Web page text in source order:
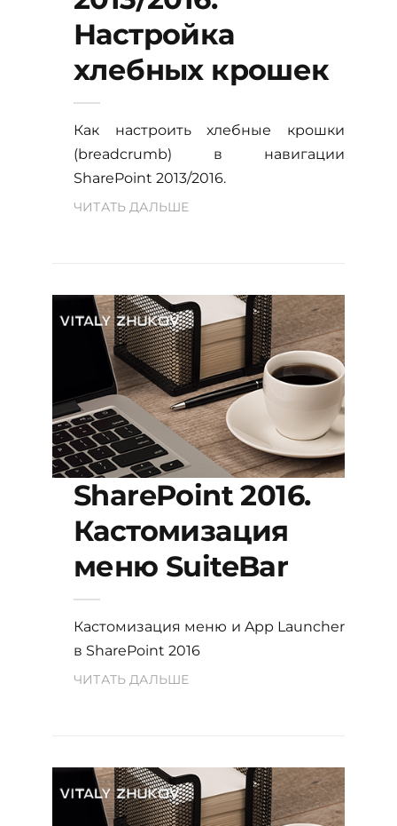
Настройка
хлебных крошек
Как настроить хлебные крошки
(breadcrumb) в навигации
SharePoint 2013/2016.
ЧИТАТЬ ДАЛЬШЕ
SharePoint 2016.
Кастомизация
меню SuiteBar
Кастомизация меню и App Launcher
в SharePoint 2016
ЧИТАТЬ ДАЛЬШЕ